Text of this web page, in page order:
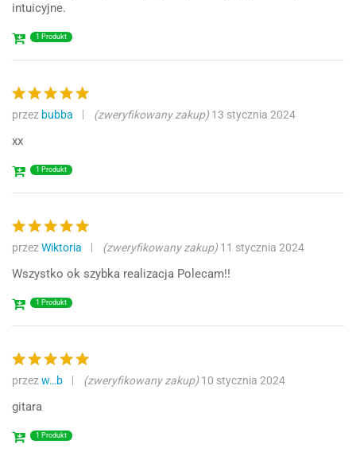
intuicyjne.
1 Produkt
Oceniono
5na 5
przez bubba (zweryfikowany zakup) 13 stycznia 2024
xx
1 Produkt
Oceniono
5na 5
przezWiktoria (zweryfikowany zakup) 11 stycznia 2024
Wszystko ok szybka realizacja Polecam!!
1 Produkt
Oceniono
5na 5
przezw…b (zweryfikowany zakup) 10 stycznia 2024
gitara
1 Produkt